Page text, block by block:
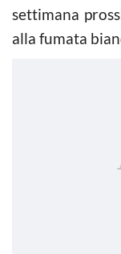
settimana
alla fumata